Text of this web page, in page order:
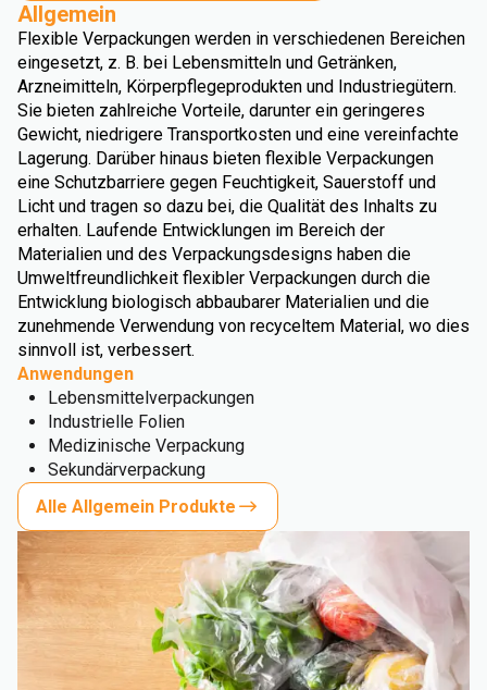
Allgemein
Flexible Verpackungen werden in verschiedenen Bereichen
eingesetzt, z. B. bei Lebensmitteln und Getränken,
Arzneimitteln, Körperpflegeprodukten und Industriegütern.
Sie bieten zahlreiche Vorteile, darunter ein geringeres
Gewicht, niedrigere Transportkosten und eine vereinfachte
Lagerung. Darüber hinaus bieten flexible Verpackungen
eine Schutzbarriere gegen Feuchtigkeit, Sauerstoff und
Licht und tragen so dazu bei, die Qualität des Inhalts zu
erhalten. Laufende Entwicklungen im Bereich der
Materialien und des Verpackungsdesigns haben die
Umweltfreundlichkeit flexibler Verpackungen durch die
Entwicklung biologisch abbaubarer Materialien und die
zunehmende Verwendung von recyceltem Material, wo dies
sinnvoll ist, verbessert.
Anwendungen
Lebensmittelverpackungen
Industrielle Folien
Medizinische Verpackung
Sekundärverpackung
Alle Allgemein Produkte